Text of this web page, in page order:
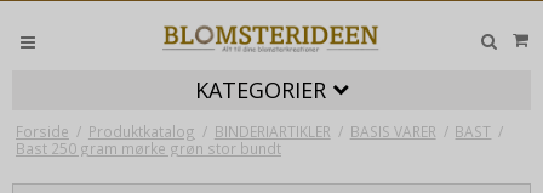
KATEGORIER
Forside / Produktkatalog / BINDERIARTIKLER / BASIS VARER / BAST /
Bast 250 gram mørke grøn stor bundt